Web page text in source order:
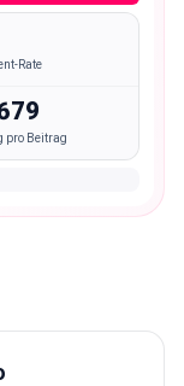
Rate
pro Beitrag